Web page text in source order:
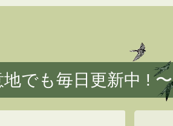
でも毎日更新中 ! 〜